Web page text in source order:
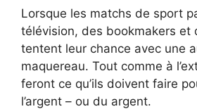
Lorsque les matchs de sport
télévision, des bookmakers et
tentent leur chance avec une
maquereau. Tout comme à
feront ce qu’ils doivent faire
l’argent – ​​ou du argent.